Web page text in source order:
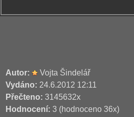
Autor:
Vojta Šindelář
Vydáno: 24.6.2012 12:11
Přečteno: 3145632x
Hodnocení: 3 (hodnoceno 36x)